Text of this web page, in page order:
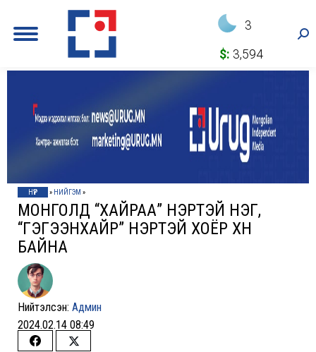
3
$: 3,594
НҮҮР » НИЙГЭМ »
МОНГОЛД “ХАЙРАА” НЭРТЭЙ НЭГ,
“ГЭГЭЭНХАЙР” НЭРТЭЙ ХОЁР ХҮН
БАЙНА
Нийтэлсэн: Админ
2024.02.14 08:49